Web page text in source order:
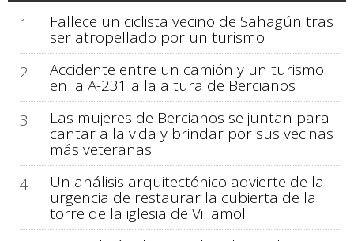
1 Fallece un ciclista vecino de Sahagún tras
ser atropellado por un turismo
2
Accidente entre un camión y un turismo
en la A-231 a la altura de Bercianos
3
Las mujeres de Bercianos se juntan para
cantar a la vida y brindar por sus vecinas
más veteranas
4
Un análisis arquitectónico advierte de la
urgencia de restaurar la cubierta de la
torre de la iglesia de Villamol